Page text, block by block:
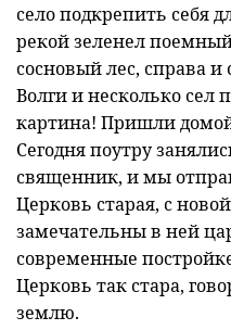
село подкрепить себя
рекой зеленел
сосновый лес, справа
Волги и несколько сел
картина! Пришли
Сегодня поутру
священник, и мы
Церковь старая, с
замечательны в ней
современные
Церковь так стара,
землю.